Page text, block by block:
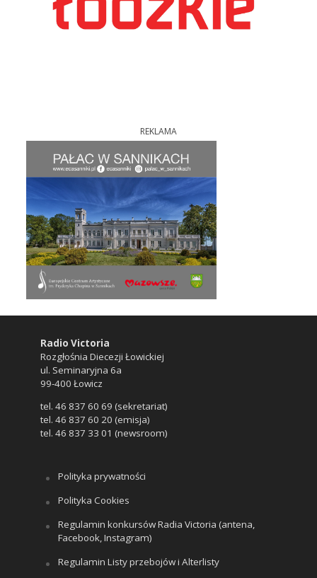
REKLAMA
Radio Victoria
Rozgłośnia Diecezji Łowickiej
ul. Seminaryjna 6a
99-400 Łowicz
tel. 46 837 60 69 (sekretariat)
tel. 46 837 60 20 (emisja)
tel. 46 837 33 01 (newsroom)
Polityka prywatności
Polityka Cookies
Regulamin konkursów Radia Victoria (antena,
Facebook, Instagram)
Regulamin Listy przebojów i Alterlisty